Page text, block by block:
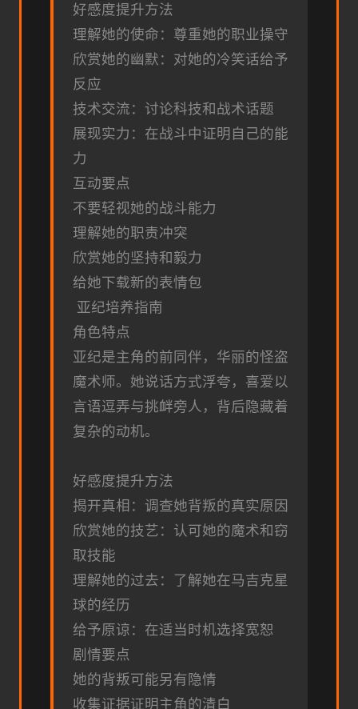
好感度提升方法
理解她的使命：尊重她的职业操守
欣赏她的幽默：对她的冷笑话给予
反应
技术交流：讨论科技和战术话题
展现实力：在战斗中证明自己的能
力
互动要点
不要轻视她的战斗能力
理解她的职责冲突
欣赏她的坚持和毅力
给她下载新的表情包
亚纪培养指南
角色特点
亚纪是主角的前同伴，华丽的怪盗
魔术师。她说话方式浮夸，喜爱以
言语逗弄与挑衅旁人，背后隐藏着
复杂的动机。
好感度提升方法
揭开真相：调查她背叛的真实原因
欣赏她的技艺：认可她的魔术和窃
取技能
理解她的过去：了解她在马吉克星
球的经历
给予原谅：在适当时机选择宽恕
剧情要点
她的背叛可能另有隐情
收集证据证明主角的清白